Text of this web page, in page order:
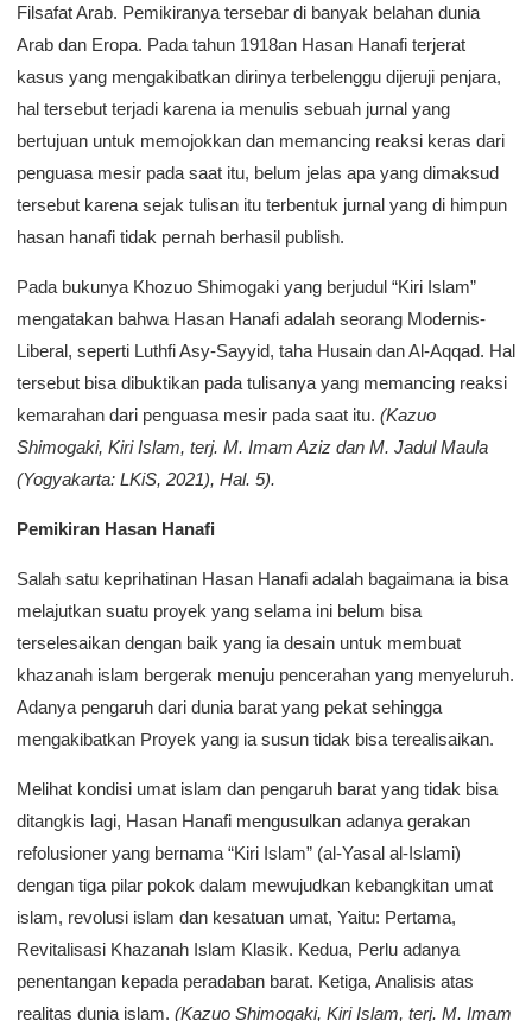
Filsafat Arab. Pemikiranya tersebar di banyak belahan dunia
Arab dan Eropa. Pada tahun 1918an Hasan Hanafi terjerat
kasus yang mengakibatkan dirinya terbelenggu dijeruji penjara,
hal tersebut terjadi karena ia menulis sebuah jurnal yang
bertujuan untuk memojokkan dan memancing reaksi keras dari
penguasa mesir pada saat itu, belum jelas apa yang dimaksud
tersebut karena sejak tulisan itu terbentuk jurnal yang di himpun
hasan hanafi tidak pernah berhasil publish.
Pada bukunya Khozuo Shimogaki yang berjudul “Kiri Islam”
mengatakan bahwa Hasan Hanafi adalah seorang Modernis-
Liberal, seperti Luthfi Asy-Sayyid, taha Husain dan Al-Aqqad. Hal
tersebut bisa dibuktikan pada tulisanya yang memancing reaksi
kemarahan dari penguasa mesir pada saat itu. (Kazuo
Shimogaki, Kiri Islam, terj. M. Imam Aziz dan M. Jadul Maula
(Yogyakarta: LKiS, 2021), Hal. 5).
Pemikiran Hasan Hanafi
Salah satu keprihatinan Hasan Hanafi adalah bagaimana ia bisa
melajutkan suatu proyek yang selama ini belum bisa
terselesaikan dengan baik yang ia desain untuk membuat
khazanah islam bergerak menuju pencerahan yang menyeluruh.
Adanya pengaruh dari dunia barat yang pekat sehingga
mengakibatkan Proyek yang ia susun tidak bisa terealisaikan.
Melihat kondisi umat islam dan pengaruh barat yang tidak bisa
ditangkis lagi, Hasan Hanafi mengusulkan adanya gerakan
refolusioner yang bernama “Kiri Islam” (al-Yasal al-Islami)
dengan tiga pilar pokok dalam mewujudkan kebangkitan umat
islam, revolusi islam dan kesatuan umat, Yaitu: Pertama,
Revitalisasi Khazanah Islam Klasik. Kedua, Perlu adanya
penentangan kepada peradaban barat. Ketiga, Analisis atas
realitas dunia islam. (Kazuo Shimogaki, Kiri Islam, terj. M. Imam